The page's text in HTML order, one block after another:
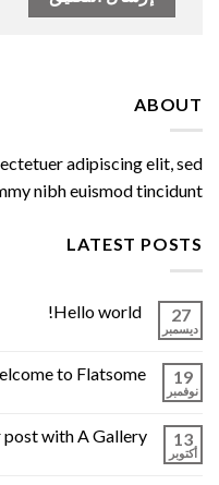
ABOUT
adipiscing elit, sed
nibh euismod tincidunt.
LATEST POSTS
27
ديسمبر
Hello world!
19
نوفمبر
to Flatsome
13
أكتوبر
post with A Gallery